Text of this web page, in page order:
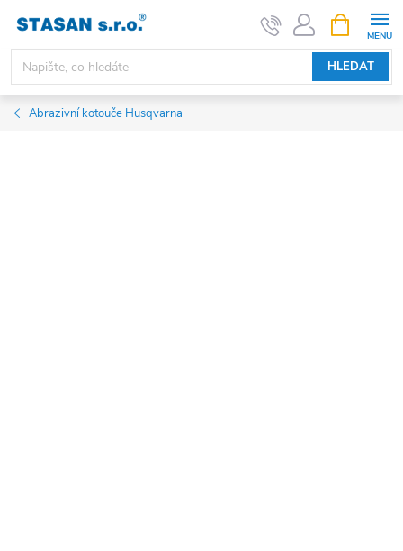
obsah
HLEDAT
NÁKUPNÍ
KOŠÍK
Abrazivní kotouče Husqvarna